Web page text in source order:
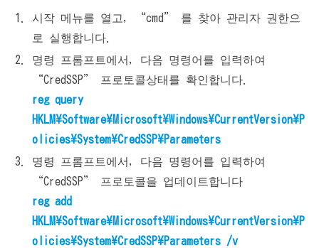
시작 메뉴를 열고, “cmd” 를 찾아 관리자 권한으
로 실행합니다.
명령 프롬프트에서, 다음 명령어를 입력하여
“CredSSP” 프로토콜상태를 확인합니다.
reg query
HKLM\Software\Microsoft\Windows\CurrentVersion\P
olicies\System\CredSSP\Parameters
명령 프롬프트에서, 다음 명령어를 입력하여
“CredSSP” 프로토콜을 업데이트합니다
reg add
HKLM\Software\Microsoft\Windows\CurrentVersion\P
olicies\System\CredSSP\Parameters /v